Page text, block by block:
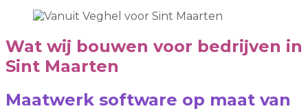
Wat wij bouwen voor bedrijven in
Sint Maarten
Maatwerk software op maat van